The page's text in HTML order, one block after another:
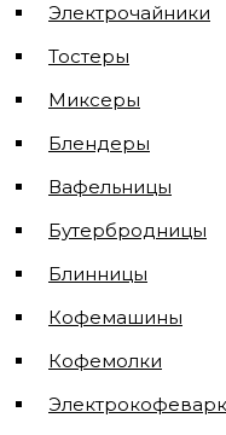
Электрочайники
Тостеры
Миксеры
Блендеры
Вафельницы
Бутербродницы
Блинницы
Кофемашины
Кофемолки